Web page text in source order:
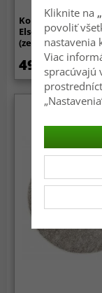
Koberce s dlhým
Elsey Natural
(zelená/bežová)
49.99 €
Kliknite na
povoliť
nastavenia
Viac
spracúvajú